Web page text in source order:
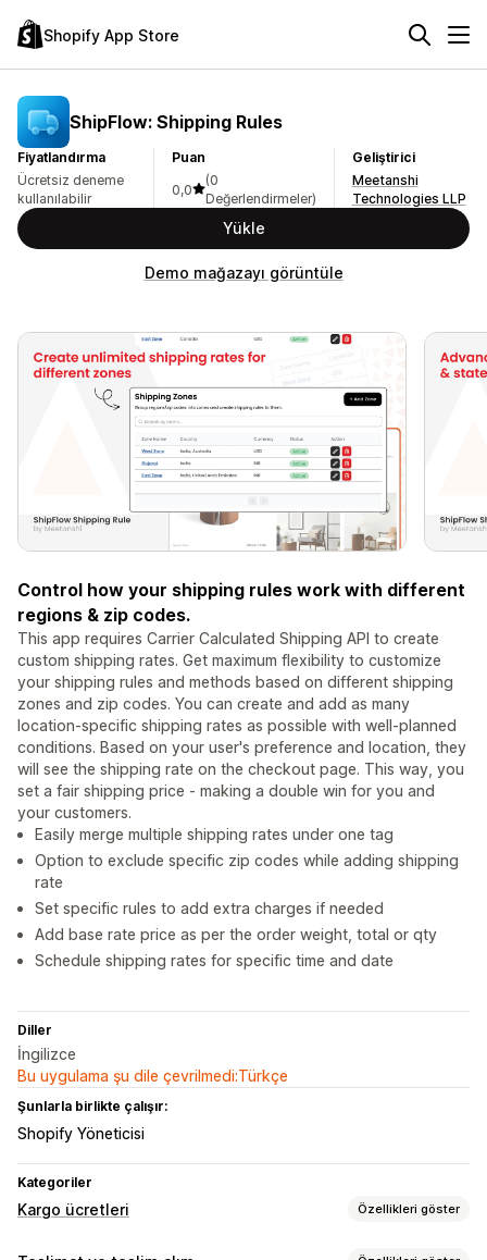
Shopify App Store
ShipFlow: Shipping Rules
Fiyatlandırma
Ücretsiz deneme
kullanılabilir
Puan
0,0
(0
Değerlendirmeler)
Geliştirici
Meetanshi
Technologies LLP
Yükle
Demo mağazayı görüntüle
Control how your shipping rules work with different
regions & zip codes.
This app requires Carrier Calculated Shipping API to create
custom shipping rates. Get maximum flexibility to customize
your shipping rules and methods based on different shipping
zones and zip codes. You can create and add as many
location-specific shipping rates as possible with well-planned
conditions. Based on your user's preference and location, they
will see the shipping rate on the checkout page. This way, you
set a fair shipping price - making a double win for you and
your customers.
Easily merge multiple shipping rates under one tag
Option to exclude specific zip codes while adding shipping
rate
Set specific rules to add extra charges if needed
Add base rate price as per the order weight, total or qty
Schedule shipping rates for specific time and date
Diller
İngilizce
Bu uygulama şu dile çevrilmedi:Türkçe
Şunlarla birlikte çalışır:
Shopify Yöneticisi
Kategoriler
Kargo ücretleri Özellikleri göster